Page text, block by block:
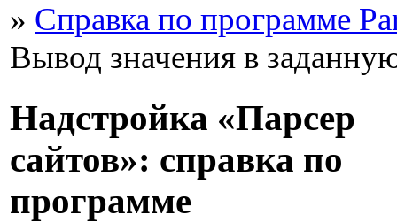
» Справка по программе
Вывод значения в
Надстройка «Парсер
сайтов»: справка по
программе